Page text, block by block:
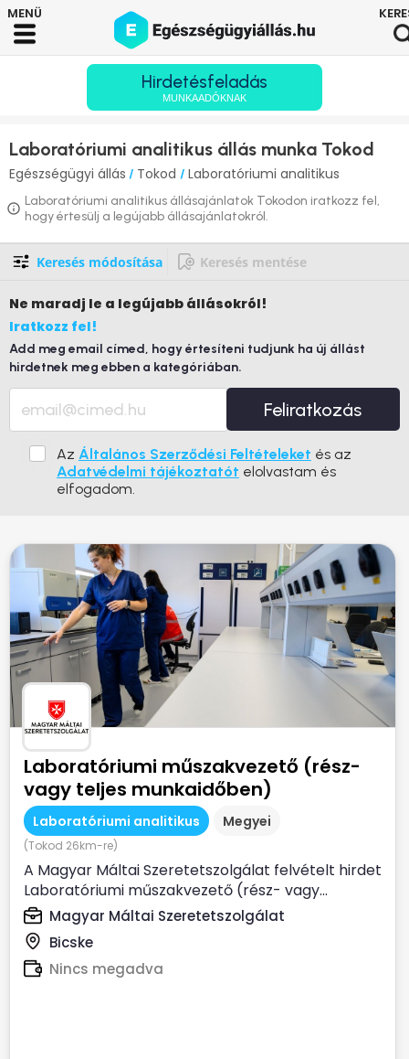
Hirdetésfeladás
MUNKAADÓKNAK
Laboratóriumi analitikus állás munka Tokod
Egészségügyi állás / Tokod / Laboratóriumi analitikus
Laboratóriumi analitikus állásajánlatok Tokodon iratkozz fel,
hogy értesülj a legújabb állásajánlatokról.
Keresés módosítása Keresés mentése
Ne maradj le a legújabb állásokról!
Iratkozz fel!
Add meg email címed, hogy értesíteni tudjunk ha új állást
hirdetnek meg ebben a kategóriában.
Feliratkozás
Az Általános Szerződési Feltételeket és az
Adatvédelmi tájékoztatót elolvastam és
elfogadom.
Laboratóriumi műszakvezető (rész-
vagy teljes munkaidőben)
Laboratóriumi analitikus Megyei
(Tokod 26km-re)
A Magyar Máltai Szeretetszolgálat felvételt hirdet
Laboratóriumi műszakvezető (rész- vagy...
Magyar Máltai Szeretetszolgálat
Bicske
Nincs megadva